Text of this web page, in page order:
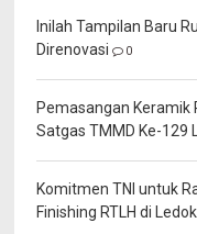
Inilah Tampilan Baru
Direnovasi
0
Pemasangan Keramik
Satgas TMMD Ke-129
Komitmen TNI untuk
Finishing RTLH di